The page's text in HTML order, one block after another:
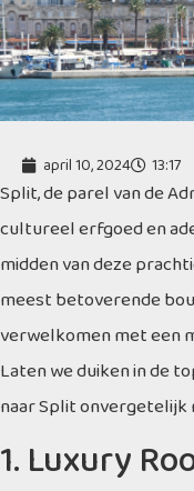
april 10, 2024 13:17
Split, de parel van de
cultureel erfgoed en
midden van deze
meest betoverende
verwelkomen met een
Laten we duiken in de
naar Split onvergetelijk
1. Luxury